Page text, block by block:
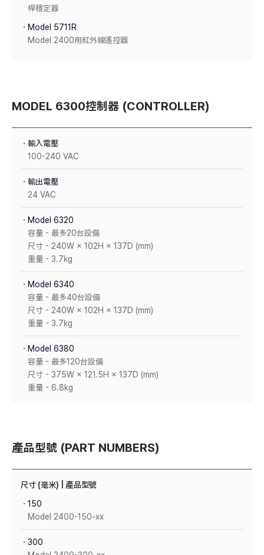
桿穩定器
ㆍModel 5711R
Model 2400用紅外線遙控器
MODEL 6300控制器 (CONTROLLER)
ㆍ輸入電壓
100-240 VAC
ㆍ輸出電壓
24 VAC
ㆍModel 6320
容量 - 最多20台設備
尺寸 - 240W × 102H × 137D (mm)
重量 - 3.7kg
ㆍModel 6340
容量 - 最多40台設備
尺寸 - 240W × 102H × 137D (mm)
重量 - 3.7kg
ㆍModel 6380
容量 - 最多120台設備
尺寸 - 375W × 121.5H × 137D (mm)
重量 - 6.8kg
產品型號 (PART NUMBERS)
尺寸 (毫米) | 產品型號
ㆍ150
Model 2400-150-xx
ㆍ300